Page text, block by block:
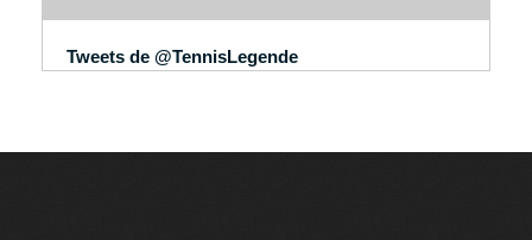
Tweets de @TennisLegende